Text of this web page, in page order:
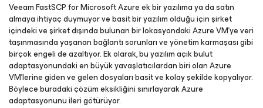
Veeam FastSCP for Microsoft Azure ek bir yazılıma ya da satın
almaya ihtiyaç duymuyor ve basit bir yazılım olduğu için şirket
içindeki ve şirket dışında bulunan bir lokasyondaki Azure VM’ye veri
taşınmasında yaşanan bağlantı sorunları ve yönetim karmaşası gibi
birçok engeli de azaltıyor. Ek olarak, bu yazılım açık bulut
adaptasyonundaki en büyük yavaşlatıcılardan biri olan Azure
VM’lerine giden ve gelen dosyaları basit ve kolay şekilde kopyalıyor.
Böylece buradaki çözüm eksikliğini sınırlayarak Azure
adaptasyonunu ileri götürüyor.